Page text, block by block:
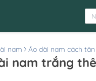
nam Áo dài nam cách tân
nam trắng